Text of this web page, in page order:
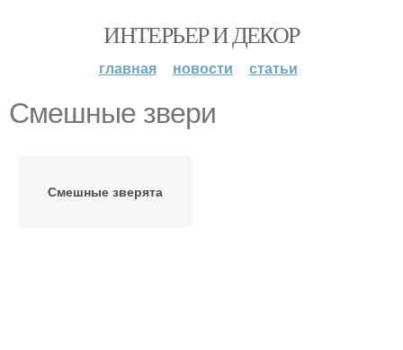
ИНТЕРЬЕР И ДЕКОР
главная новости статьи
Смешные звери
Смешные зверята